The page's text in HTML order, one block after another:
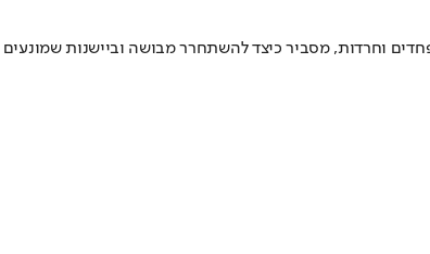
וחרדות, מסביר כיצד להשתחרר מבושה וביישנות שמונעים